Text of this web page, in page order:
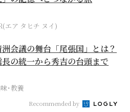
エア タヒチ ヌイ)
会議の舞台「尾張国」とは？
長の統一から秀吉の台頭まで
･教養
Recommended by